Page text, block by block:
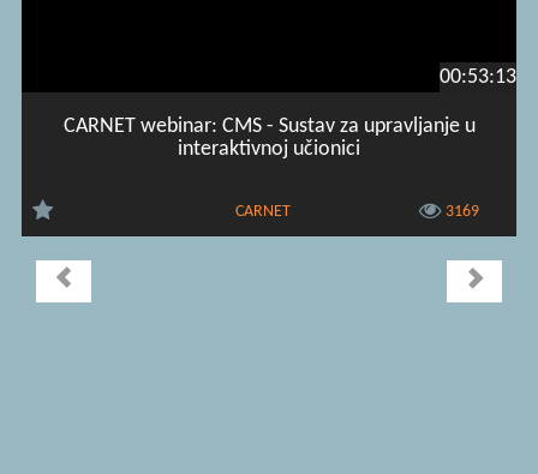
00:53:13
CARNET webinar: CMS - Sustav za upravljanje u
interaktivnoj učionici
CARNET 3169